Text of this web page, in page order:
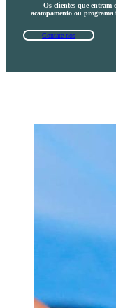
Os clientes que entram
acampamento ou programa
Contate-nos